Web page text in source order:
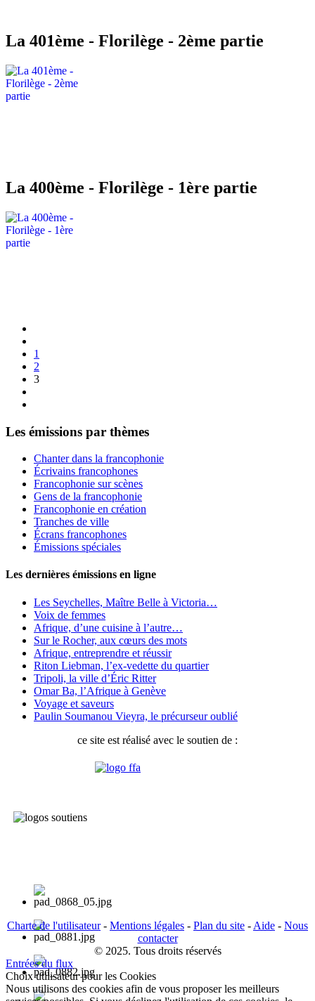
La 401ème - Florilège - 2ème partie
La 400ème - Florilège - 1ère partie
1
2
3
Les émissions par thèmes
Chanter dans la francophonie
Écrivains francophones
Francophonie sur scènes
Gens de la francophonie
Francophonie en création
Tranches de ville
Écrans francophones
Émissions spéciales
Les dernières émissions en ligne
Les Seychelles, Maître Belle à Victoria…
Voix de femmes
Afrique, d’une cuisine à l’autre…
Sur le Rocher, aux cœurs des mots
Afrique, entreprendre et réussir
Riton Liebman, l’ex-vedette du quartier
Tripoli, la ville d’Éric Ritter
Omar Ba, l’Afrique à Genève
Voyage et saveurs
Paulin Soumanou Vieyra, le précurseur oublié
ce site est réalisé avec le soutien de :
Charte de l'utilisateur- Mentions légales - Plan du site - Aide - Nous
contacter
© 2025. Tous droits réservés
Entrées du flux
Choix utilisateur pour les Cookies
Nous utilisons des cookies afin de vous proposer les meilleurs